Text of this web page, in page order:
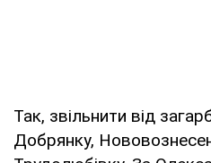
Так, звільнити від
Добрянку,